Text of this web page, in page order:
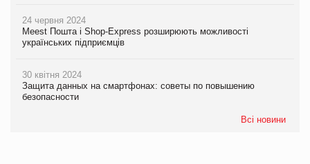
24 червня 2024
Meest Пошта і Shop-Express розширюють можливості
українських підприємців
30 квітня 2024
Защита данных на смартфонах: советы по повышению
безопасности
Всі новини